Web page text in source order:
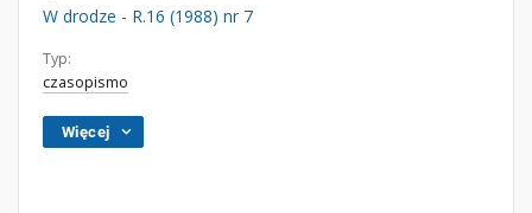
W drodze - R.16 (1988) nr 7
Typ:
czasopismo
Więcej